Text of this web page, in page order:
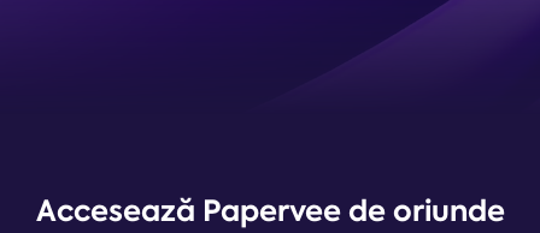
Accesează Papervee de oriunde